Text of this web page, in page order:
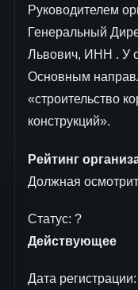
Руководителем
Генеральный
Львович, ИНН . У
Основным
«строительство
конструкций».
Рейтинг
Должная
Статус: ?
Действующее
Дата